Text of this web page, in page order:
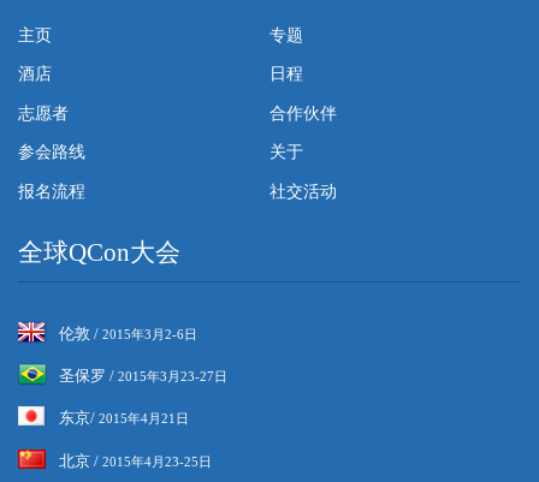
主页 专题
酒店 日程
志愿者 合作伙伴
参会路线 关于
报名流程 社交活动
全球QCon大会
伦敦 / 2015年3月2-6日
圣保罗 / 2015年3月23-27日
东京/ 2015年4月21日
北京 / 2015年4月23-25日